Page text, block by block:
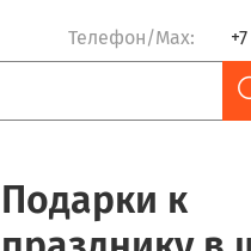
Телефон/Max:
Подарки к